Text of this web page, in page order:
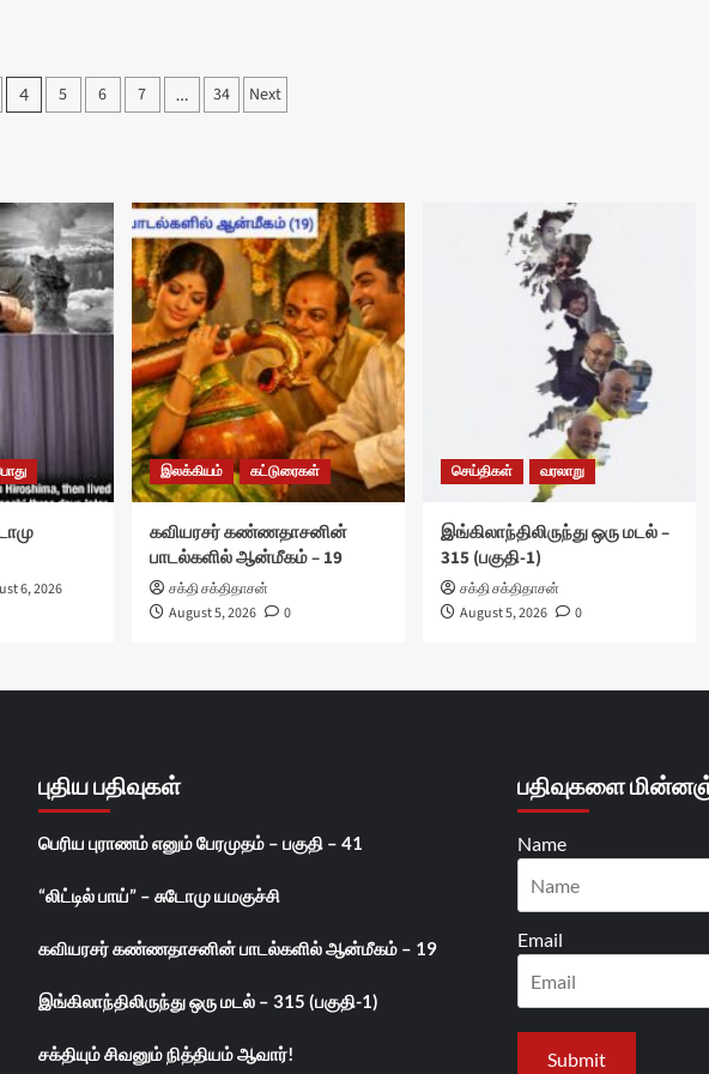
4 5 6 7 … 34 Next
6, 2026
இலக்கியம் கட்டுரைகள்
கவியரசர் கண்ணதாசனின்
பாடல்களில் ஆன்மீகம் – 19
சக்தி சக்திதாசன்
August 5, 2026
0
செய்திகள் வரலாறு
இங்கிலாந்திலிருந்து ஒரு மடல் –
315 (பகுதி-1)
சக்தி சக்திதாசன்
August 5, 2026
0
புதிய பதிவுகள்
பெரிய புராணம் எனும் பேரமுதம் – பகுதி – 41
“லிட்டில் பாய்” – சுடோமு யமகுச்சி
கவியரசர் கண்ணதாசனின் பாடல்களில் ஆன்மீகம் – 19
இங்கிலாந்திலிருந்து ஒரு மடல் – 315 (பகுதி-1)
சக்தியும் சிவனும் நித்தியம் ஆவார்!
பதிவுகளை
Name
Email